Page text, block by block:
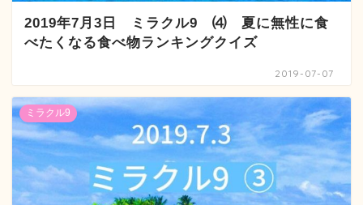
2019年7月3日 ミラクル9 ⑷ 夏に無性に食
べたくなる食べ物ランキングクイズ
2019-07-07
ミラクル9